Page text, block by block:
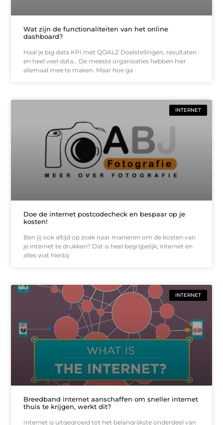
Wat zijn de functionaliteiten van het online
dashboard?
Haal je big data KPI met QOALZ Doelstellingen, resultaten
en heel veel data… De meeste organisaties hebben hier
allemaal mee te maken. Maar hoe ga
INTERNET
Doe de internet postcodecheck en bespaar op je
kosten!
Ben jij ook altijd op zoek naar manieren om de kosten van
je internet te drukken? Dat is heel begrijpelijk; internet en
alles wat hierbij
INTERNET
Breedband internet aanschaffen om sneller internet
thuis te krijgen, werkt dit?
Internet is uitgegroeid tot het belangrijkste onderdeel van